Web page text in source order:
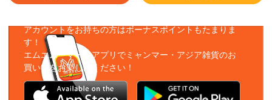
アカウントをお持ちの方はボーナスポイントもたまりま
す！
エムエムーマートアプリでミャンマー・アジア雑貨のお
買い物をお楽しみください！